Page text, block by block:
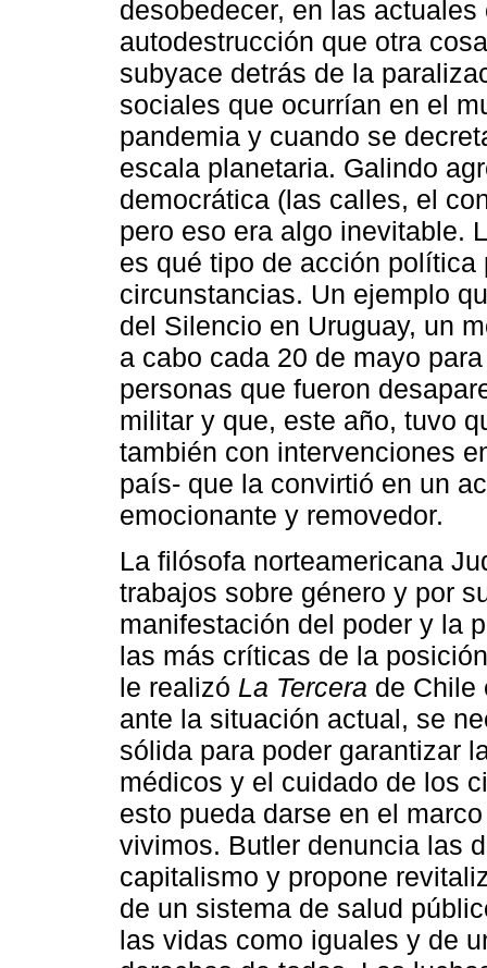
desobedecer, en las
autodestrucción que otra
subyace detrás de la
sociales que ocurrían en el
pandemia y cuando se
escala planetaria. Galindo
democrática (las calles, el
pero eso era algo inevitable.
es qué tipo de acción
circunstancias. Un ejemplo
del Silencio en Uruguay, un
a cabo cada 20 de mayo
personas que fueron
militar y que, este año, tuvo
también con intervenciones
país- que la convirtió en un
emocionante y removedor.
La filósofa norteamericana
trabajos sobre género y por
manifestación del poder y la
las más críticas de la
le realizó La Tercera de Chile
ante la situación actual, se
sólida para poder garantizar
médicos y el cuidado de los
esto pueda darse en el
vivimos. Butler denuncia las
capitalismo y propone
de un sistema de salud
las vidas como iguales y de